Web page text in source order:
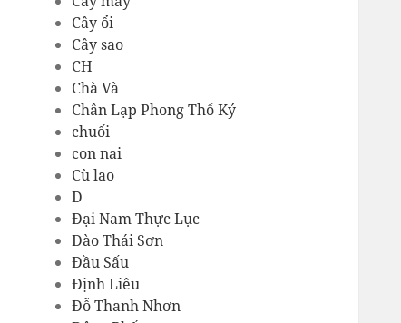
Cây ổi
Cây sao
CH
Chà Và
Chân Lạp Phong Thổ Ký
chuối
con nai
Cù lao
D
Đại Nam Thực Lục
Đào Thái Sơn
Đầu Sấu
Định Liêu
Đỗ Thanh Nhơn